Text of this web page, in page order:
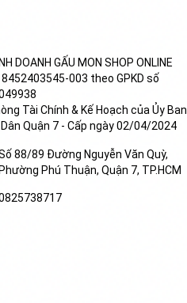
DOANH GẤU MON SHOP ONLINE
8452403545-003 theo GPKD số
Tài Chính & Kế Hoạch của Ủy Ban
Dân Quận 7 - Cấp ngày 02/04/2024
88/89 Đường Nguyễn Văn Quỳ,
Phường Phú Thuận, Quận 7, TP.HCM